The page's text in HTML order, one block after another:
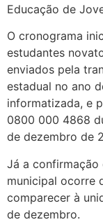
Educação de
O cronograma
estudantes
enviados pela
estadual no ano
informatizada, e
0800 000 4868
de dezembro de
Já a confirmação
municipal ocorre
comparecer à
de dezembro.